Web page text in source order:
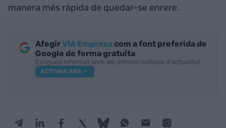
manera més ràpida de quedar-se enrere.
AfegirVIA Empresa com a font preferida de
Google de forma gratuïta
Estigues informat amb les últimes notícies d'actualitat
ACTIVAR ARA